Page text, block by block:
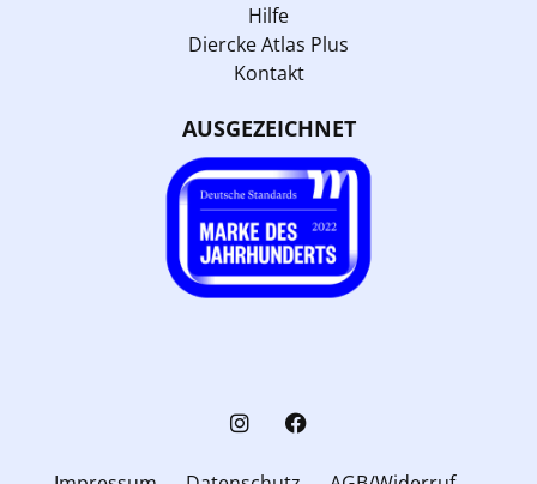
Hilfe
Diercke Atlas Plus
Kontakt
AUSGEZEICHNET